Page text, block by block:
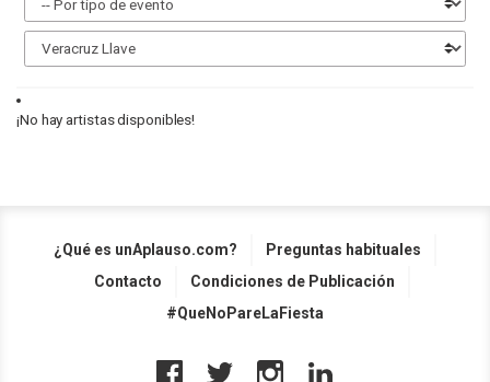
¡No hay artistas disponibles!
¿Qué es unAplauso.com?
Preguntas habituales
Contacto
Condiciones de Publicación
#QueNoPareLaFiesta